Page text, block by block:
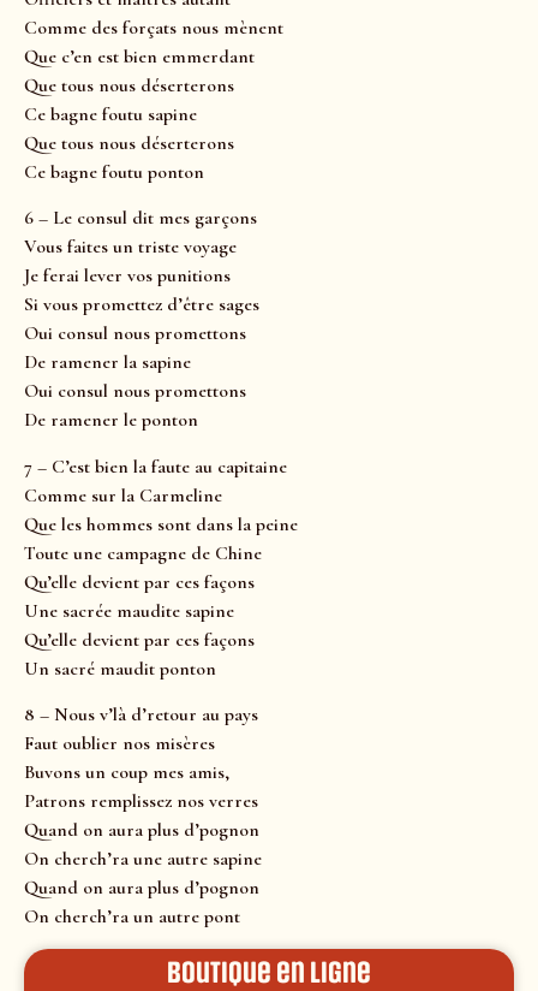
Comme des forçats nous mènent
Que c’en est bien emmerdant
Que tous nous déserterons
Ce bagne foutu sapine
Que tous nous déserterons
Ce bagne foutu ponton
6 – Le consul dit mes garçons
Vous faites un triste voyage
Je ferai lever vos punitions
Si vous promettez d’être sages
Oui consul nous promettons
De ramener la sapine
Oui consul nous promettons
De ramener le ponton
7 – C’est bien la faute au capitaine
Comme sur la Carmeline
Que les hommes sont dans la peine
Toute une campagne de Chine
Qu’elle devient par ces façons
Une sacrée maudite sapine
Qu’elle devient par ces façons
Un sacré maudit ponton
8 – Nous v’là d’retour au pays
Faut oublier nos misères
Buvons un coup mes amis,
Patrons remplissez nos verres
Quand on aura plus d’pognon
On cherch’ra une autre sapine
Quand on aura plus d’pognon
On cherch’ra un autre pont
Boutique en ligne